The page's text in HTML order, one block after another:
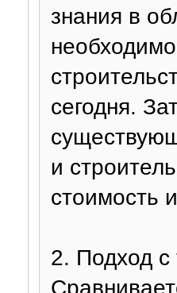
знания в
сегодня.
и
стоимость
2. Подход